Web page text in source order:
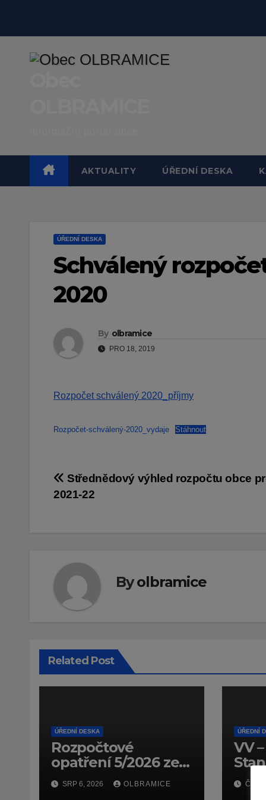
AKTUALITY ÚŘEDNÍ DESKA
ÚŘEDNÍ DESKA
Schválený
2020
By olbramice
PRO 18, 2019
Rozpočet schválený 2020_příjmy
Rozpočet-schválený-2020_vydaje Stáhnout
Navigace
Střednědový výhled rozpočtu obce
2021-22
Byolbramice
Related Post
ÚŘEDNÍ DESKA
Rozpočtové
opatření 5/2026 ze
dne 14.7.2026
SRP 6, 2026 OLBRAMICE
ÚŘEDNÍ
VV
ČVC